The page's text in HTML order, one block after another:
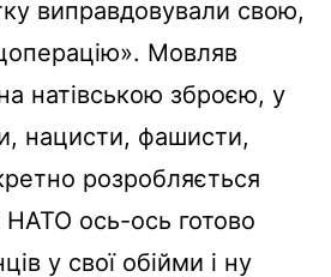
виправдовували свою,
Мовляв
натівською зброєю, у
нацисти, фашисти,
розробляється
НАТО ось-ось готово
у свої обійми і ну